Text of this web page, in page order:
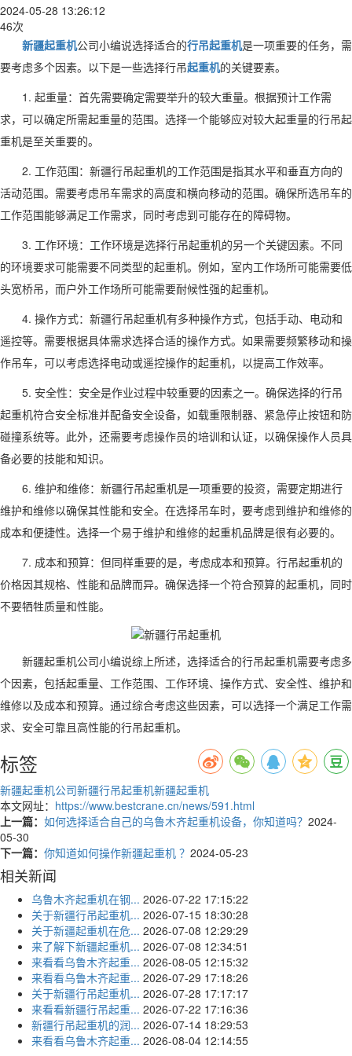
2024-05-28 13:26:12
46次
新疆起重机公司小编说选择适合的行吊起重机是一项重要的任务，需
要考虑多个因素。以下是一些选择行吊起重机的关键要素。
1. 起重量：首先需要确定需要举升的较大重量。根据预计工作需
求，可以确定所需起重量的范围。选择一个能够应对较大起重量的行吊起
重机是至关重要的。
2. 工作范围：新疆行吊起重机的工作范围是指其水平和垂直方向的
活动范围。需要考虑吊车需求的高度和横向移动的范围。确保所选吊车的
工作范围能够满足工作需求，同时考虑到可能存在的障碍物。
3. 工作环境：工作环境是选择行吊起重机的另一个关键因素。不同
的环境要求可能需要不同类型的起重机。例如，室内工作场所可能需要低
头宽桥吊，而户外工作场所可能需要耐候性强的起重机。
4. 操作方式： 新疆行吊起重机有多种操作方式，包括手动、电动和
遥控等。需要根据具体需求选择合适的操作方式。如果需要频繁移动和操
作吊车，可以考虑选择电动或遥控操作的起重机，以提高工作效率。
5. 安全性：安全是作业过程中较重要的因素之一。确保选择的行吊
起重机符合安全标准并配备安全设备，如载重限制器、紧急停止按钮和防
碰撞系统等。此外，还需要考虑操作员的培训和认证，以确保操作人员具
备必要的技能和知识。
6. 维护和维修： 新疆行吊起重机是一项重要的投资，需要定期进行
维护和维修以确保其性能和安全。在选择吊车时，要考虑到维护和维修的
成本和便捷性。选择一个易于维护和维修的起重机品牌是很有必要的。
7. 成本和预算：但同样重要的是，考虑成本和预算。行吊起重机的
价格因其规格、性能和品牌而异。确保选择一个符合预算的起重机，同时
不要牺牲质量和性能。
新疆起重机公司小编说综上所述，选择适合的行吊起重机需要考虑多
个因素，包括起重量、工作范围、工作环境、操作方式、安全性、维护和
维修以及成本和预算。通过综合考虑这些因素，可以选择一个满足工作需
求、安全可靠且高性能的行吊起重机。
标签
新疆起重机公司新疆行吊起重机新疆起重机
本文网址： https://www.bestcrane.cn/news/591.html
上一篇： 如何选择适合自己的乌鲁木齐起重机设备，你知道吗？ 2024-
05-30
下一篇： 你知道如何操作新疆起重机 ？ 2024-05-23
相关新闻
乌鲁木齐起重机在钢... 2026-07-22 17:15:22
关于新疆行吊起重机... 2026-07-15 18:30:28
关于新疆起重机在危... 2026-07-08 12:29:29
来了解下新疆起重机... 2026-07-08 12:34:51
来看看乌鲁木齐起重... 2026-08-05 12:15:32
来看看乌鲁木齐起重... 2026-07-29 17:18:26
关于新疆行吊起重机... 2026-07-28 17:17:17
来看看新疆行吊起重... 2026-07-22 17:16:36
新疆行吊起重机的润... 2026-07-14 18:29:53
来看看乌鲁木齐起重... 2026-08-04 12:14:55